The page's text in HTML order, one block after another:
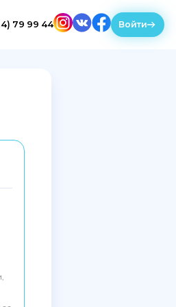
79 99 44 Войти